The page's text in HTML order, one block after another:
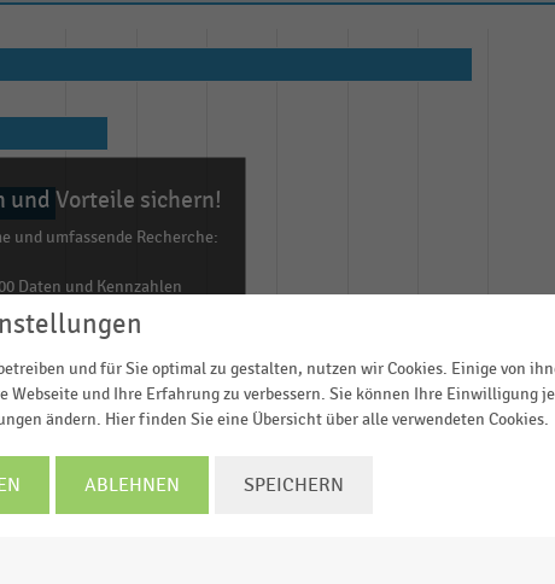
und Vorteile sichern!
und umfassende Recherche:
Daten und Kennzahlen
Statistiken
und für Sie optimal zu gestalten, nutzen wir Cookies. Einige von
Webseite und Ihre Erfahrung zu verbessern. Sie können Ihre Einwilligung
ändern. Hier finden Sie eine Übersicht über alle verwendeten Cookies.
ABLEHNEN SPEICHERN